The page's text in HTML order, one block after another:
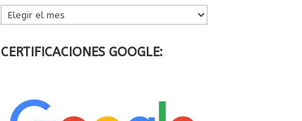
ARCHIVOS
CERTIFICACIONES GOOGLE: